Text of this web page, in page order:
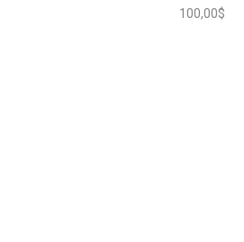
100,00$